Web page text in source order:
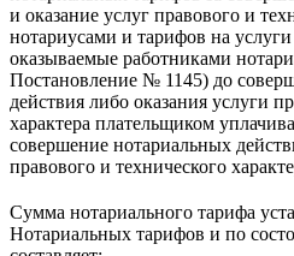
и оказание услуг правового и
нотариусами и тарифов на услуги
оказываемые работниками
Постановление № 1145) до
действия либо оказания услуги
характера плательщиком
совершение нотариальных
правового и технического
Сумма нотариального тарифа
Нотариальных тарифов и по